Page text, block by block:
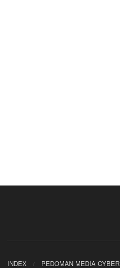
INDEX PEDOMAN MEDIA CYBER